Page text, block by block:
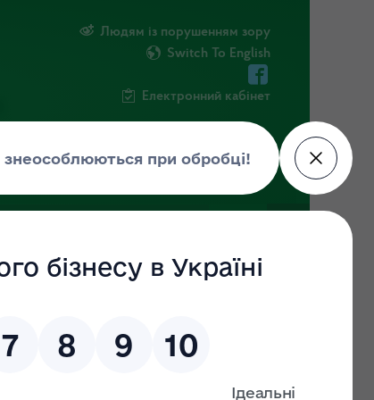
Людям із порушенням зору
Switch To English
Електронний кабінет